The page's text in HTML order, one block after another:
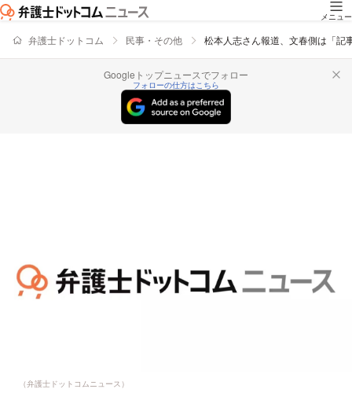
メニュー
弁護士ドットコム 民事・その他 松本人志さん報道、文春側は「
Googleトップニュースでフォロー
フォローの仕方はこちら
（弁護士ドットコムニュース）